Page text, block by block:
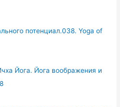
потенциал.038. Yoga of
Йога. Йога воображения и